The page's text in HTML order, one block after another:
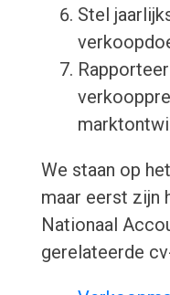
Stel
We staan op
maar eerst zijn
Nationaal
gerelateerde